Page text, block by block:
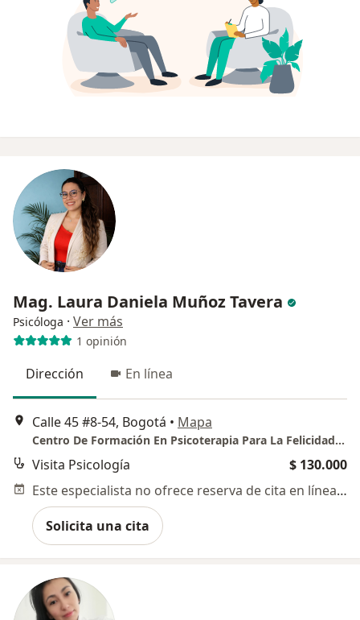
Mag. Laura Daniela Muñoz Tavera
Psicóloga · Ver más
1 opinión
Dirección En línea
Calle 45 #8-54, Bogotá • Mapa
Centro De Formación En Psicoterapia Para La Felicidad Colectiva S.A.S.
Visita Psicología
$ 130.000
Este especialista no ofrece reserva de cita en línea en esta dirección.
Solicita una cita